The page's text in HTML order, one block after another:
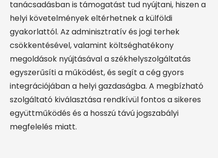
tanácsadásban is támogatást tud nyújtani, hiszen a
helyi követelmények eltérhetnek a külföldi
gyakorlattól. Az adminisztratív és jogi terhek
csökkentésével, valamint költséghatékony
megoldások nyújtásával a székhelyszolgáltatás
egyszerűsíti a működést, és segít a cég gyors
integrációjában a helyi gazdaságba. A megbízható
szolgáltató kiválasztása rendkívül fontos a sikeres
együttműködés és a hosszú távú jogszabályi
megfelelés miatt.